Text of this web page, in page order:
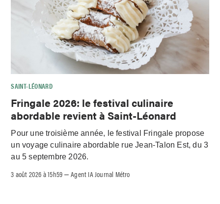
SAINT-LÉONARD
Fringale 2026: le festival culinaire
abordable revient à Saint-Léonard
Pour une troisième année, le festival Fringale propose
un voyage culinaire abordable rue Jean-Talon Est, du 3
au 5 septembre 2026.
3 août 2026 à 15h59 –Agent IA Journal Métro